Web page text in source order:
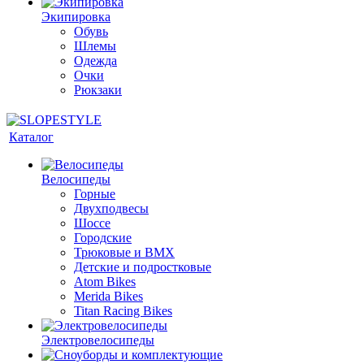
Экипировка
Обувь
Шлемы
Одежда
Очки
Рюкзаки
Каталог
Велосипеды
Горные
Двухподвесы
Шоссе
Городские
Трюковые и BMX
Детские и подростковые
Atom Bikes
Merida Bikes
Titan Racing Bikes
Электровелосипеды